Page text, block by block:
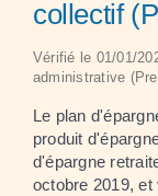
collectif
Vérifié le 01/01/
administrative
Le plan
produit
d'épargne
octobre 2019,